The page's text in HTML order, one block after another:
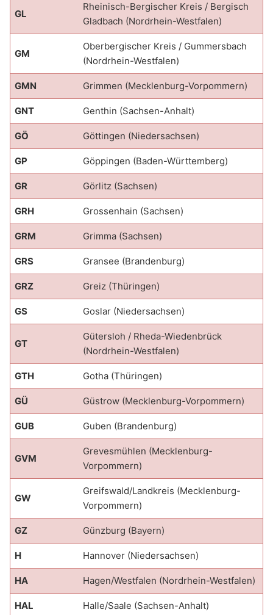
GL
Rheinisch-Bergischer Kreis / Bergisch
Gladbach (Nordrhein-Westfalen)
GM
Oberbergischer Kreis / Gummersbach
(Nordrhein-Westfalen)
GMN Grimmen (Mecklenburg-Vorpommern)
GNT Genthin (Sachsen-Anhalt)
GÖ Göttingen (Niedersachsen)
GP Göppingen (Baden-Württemberg)
GR Görlitz (Sachsen)
GRH Grossenhain (Sachsen)
GRM Grimma (Sachsen)
GRS Gransee (Brandenburg)
GRZ Greiz (Thüringen)
GS Goslar (Niedersachsen)
GT
Gütersloh / Rheda-Wiedenbrück
(Nordrhein-Westfalen)
GTH Gotha (Thüringen)
GÜ Güstrow (Mecklenburg-Vorpommern)
GUB Guben (Brandenburg)
GVM
Grevesmühlen (Mecklenburg-
Vorpommern)
GW
Greifswald/Landkreis (Mecklenburg-
Vorpommern)
GZ Günzburg (Bayern)
H Hannover (Niedersachsen)
HA Hagen/Westfalen (Nordrhein-Westfalen)
HAL Halle/Saale (Sachsen-Anhalt)